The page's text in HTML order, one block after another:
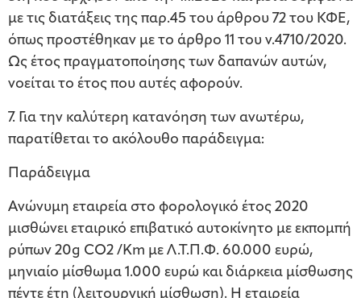
με τις διατάξεις της παρ.45 του άρθρου 72 του ΚΦΕ,
όπως προστέθηκαν με το άρθρο 11 του ν.4710/2020.
Ως έτος πραγματοποίησης των δαπανών αυτών,
νοείται το έτος που αυτές αφορούν.
7. Για την καλύτερη κατανόηση των ανωτέρω,
παρατίθεται το ακόλουθο παράδειγμα:
Παράδειγμα
Ανώνυμη εταιρεία στο φορολογικό έτος 2020
μισθώνει εταιρικό επιβατικό αυτοκίνητο με εκπομπή
ρύπων 20g CO2 /Km με Λ.Τ.Π.Φ. 60.000 ευρώ,
μηνιαίο μίσθωμα 1.000 ευρώ και διάρκεια μίσθωσης
πέντε έτη (λειτουργική μίσθωση). Η εταιρεία